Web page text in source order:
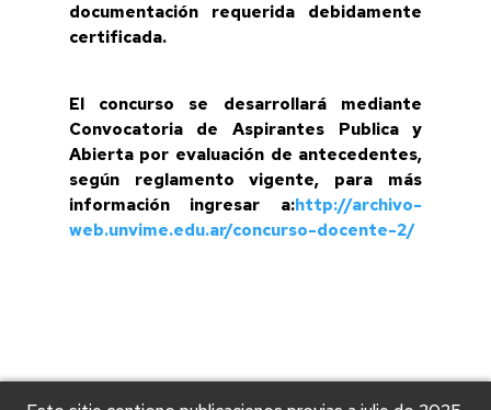
documentación requerida debidamente
certificada.
El concurso se desarrollará mediante
Convocatoria de Aspirantes Publica y
Abierta por evaluación de antecedentes,
según reglamento vigente, para más
información ingresar a:http://archivo-
web.unvime.edu.ar/concurso-docente-2/